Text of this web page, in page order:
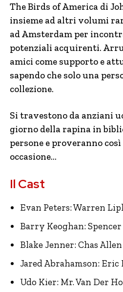
The Birds of America di
insieme ad altri volumi
ad Amsterdam per
potenziali acquirenti.
amici come supporto e
sapendo che solo una
collezione.
Si travestono da anziani
giorno della rapina in
persone e proveranno
occasione…
Il Cast
Evan Peters: Warren
Barry Keoghan:
Blake Jenner: Chas Allen
Jared Abrahamson: Eric
Udo Kier: Mr. Van Der